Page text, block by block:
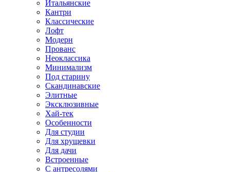
Итальянские
Кантри
Классические
Лофт
Модерн
Прованс
Неоклассика
Минимализм
Под старину
Скандинавские
Элитные
Эксклюзивные
Хай-тек
Особенности
Для студии
Для хрущевки
Для дачи
Встроенные
С антресолями